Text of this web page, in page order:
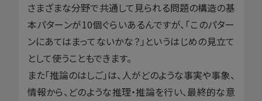
さまざまな分野で共通して見られる問題の構造の基
本パターンが10個ぐらいあるんですが、「このパター
ンにあてはまってないかな？」というはじめの見立て
として使うこともできます。
また「推論のはしご」は、人がどのような事実や事象、
情報から、どのような推理・推論を行い、最終的な意